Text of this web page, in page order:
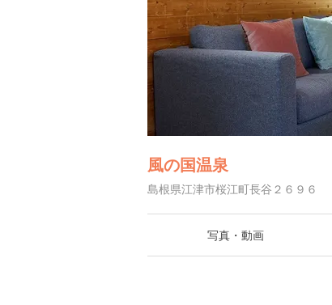
風の国温泉
島根県江津市桜江町長谷２６９６
写真・動画